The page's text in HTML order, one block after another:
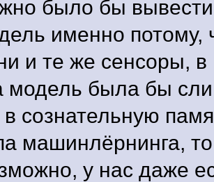
было бы
именно потому,
и те же сенсоры,
модель была бы
сознательную
машинлёрнинга,
у нас даже